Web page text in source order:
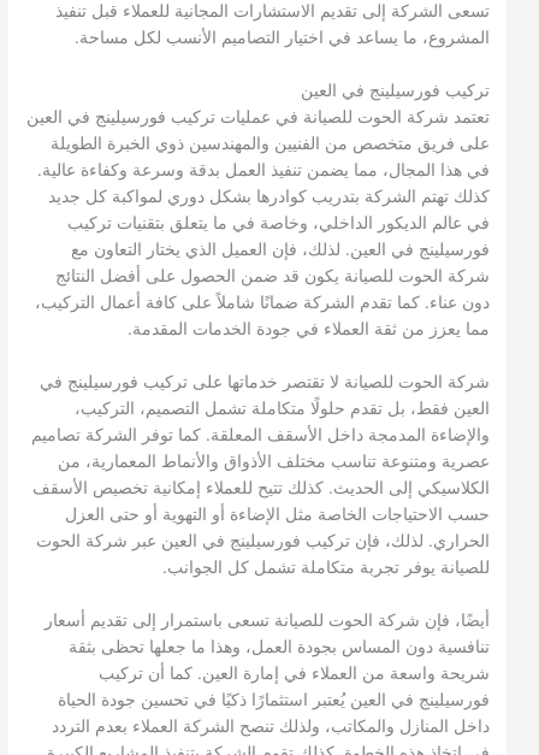
تسعى الشركة إلى تقديم الاستشارات المجانية للعملاء قبل تنفيذ
المشروع، ما يساعد في اختيار التصاميم الأنسب لكل مساحة.
تركيب فورسيلينج في العين
تعتمد شركة الحوت للصيانة في عمليات تركيب فورسيلينج في العين
على فريق متخصص من الفنيين والمهندسين ذوي الخبرة الطويلة
في هذا المجال، مما يضمن تنفيذ العمل بدقة وسرعة وكفاءة عالية.
كذلك تهتم الشركة بتدريب كوادرها بشكل دوري لمواكبة كل جديد
في عالم الديكور الداخلي، وخاصة في ما يتعلق بتقنيات تركيب
فورسيلينج في العين. لذلك، فإن العميل الذي يختار التعاون مع
شركة الحوت للصيانة يكون قد ضمن الحصول على أفضل النتائج
دون عناء. كما تقدم الشركة ضمانًا شاملاً على كافة أعمال التركيب،
مما يعزز من ثقة العملاء في جودة الخدمات المقدمة.
شركة الحوت للصيانة لا تقتصر خدماتها على تركيب فورسيلينج في
العين فقط، بل تقدم حلولًا متكاملة تشمل التصميم، التركيب،
والإضاءة المدمجة داخل الأسقف المعلقة. كما توفر الشركة تصاميم
عصرية ومتنوعة تناسب مختلف الأذواق والأنماط المعمارية، من
الكلاسيكي إلى الحديث. كذلك تتيح للعملاء إمكانية تخصيص الأسقف
حسب الاحتياجات الخاصة مثل الإضاءة أو التهوية أو حتى العزل
الحراري. لذلك، فإن تركيب فورسيلينج في العين عبر شركة الحوت
للصيانة يوفر تجربة متكاملة تشمل كل الجوانب.
أيضًا، فإن شركة الحوت للصيانة تسعى باستمرار إلى تقديم أسعار
تنافسية دون المساس بجودة العمل، وهذا ما جعلها تحظى بثقة
شريحة واسعة من العملاء في إمارة العين. كما أن تركيب
فورسيلينج في العين يُعتبر استثمارًا ذكيًا في تحسين جودة الحياة
داخل المنازل والمكاتب، ولذلك تنصح الشركة العملاء بعدم التردد